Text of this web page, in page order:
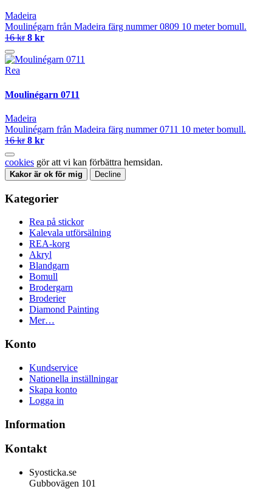
Madeira
Moulinégarn från Madeira färg nummer 0809 10 meter bomull.
16 kr 8 kr
Rea
Moulinégarn 0711
Madeira
Moulinégarn från Madeira färg nummer 0711 10 meter bomull.
16 kr 8 kr
cookies gör att vi kan förbättra hemsidan.
Kakor är ok för mig Decline
Kategorier
Rea på stickor
Kalevala utförsälning
REA-korg
Akryl
Blandgarn
Bomull
Brodergarn
Broderier
Diamond Painting
Mer…
Konto
Kundservice
Nationella inställningar
Skapa konto
Logga in
Information
Kontakt
Syosticka.se
Gubbovägen 101